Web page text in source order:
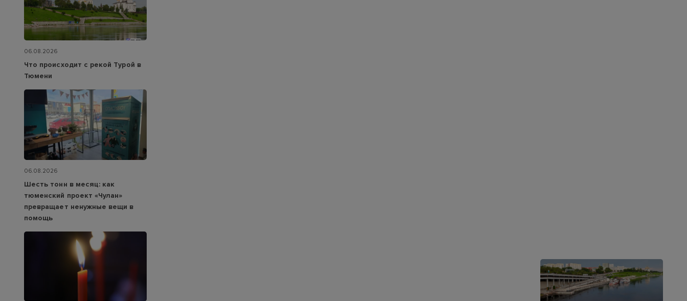
06.08.2026
Что происходит с рекой Турой в
Тюмени
06.08.2026
Шесть тонн в месяц: как
тюменский проект «Чулан»
превращает ненужные вещи в
помощь